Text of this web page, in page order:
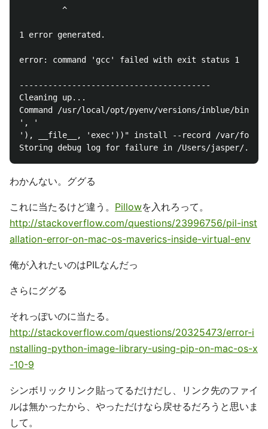
         ^
1 error generated.
error: command 'gcc' failed with exit status 1
----------------------------------------
Cleaning up...
Command /usr/local/opt/pyenv/versions/inblue/
', '
'), __file__, 'exec'))" install --record /var/folders/
わかんない。ググる
これに当たるけど違う。 Pillowを入れろって。
http://stackoverflow.com/questions/23996756/pil-inst
allation-error-on-mac-os-maverics-inside-virtual-env
俺が入れたいのはPILなんだっ
さらにググる
それっぽいのに当たる。
http://stackoverflow.com/questions/20325473/error-i
nstalling-python-image-library-using-pip-on-mac-os-x
-10-9
シンボリックリンク貼ってるだけだし、リンク先のファイ
ルは無かったから、やっただけなら戻せるだろうと思いま
して。